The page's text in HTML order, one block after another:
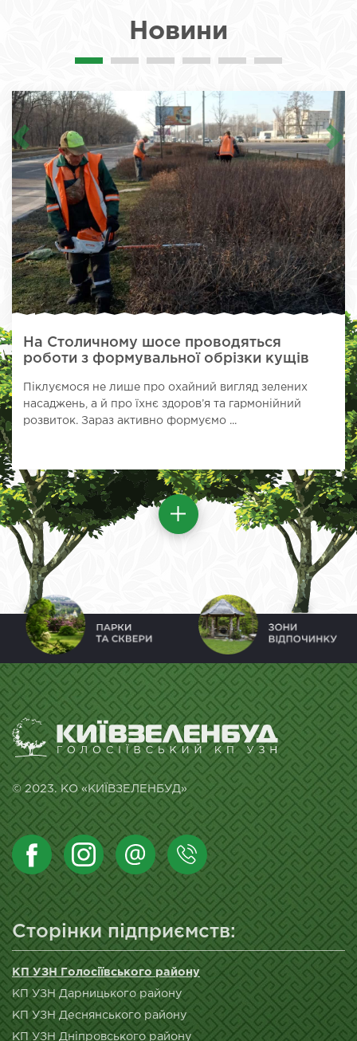
Новини
На Столичному шосе проводяться
роботи з формувальної обрізки кущів
Піклуємося не лише про охайний вигляд зелених
насаджень, а й про їхнє здоров’я та гармонійний
розвиток. Зараз активно формуємо ...
© 2023. КО «КИЇВЗЕЛЕНБУД»
Сторінки підприємств:
КП УЗН Голосіївського району
КП УЗН Дарницького району
КП УЗН Деснянського району
КП УЗН Дніпровського району